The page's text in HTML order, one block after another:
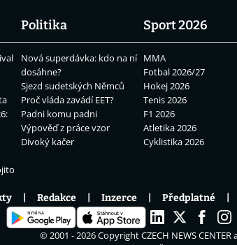
Politika
Nová superdávka: kdo na ní
dosáhne?
Sjezd sudetských Němců
Proč vláda zavádí EET?
Padni komu padni
Výpověď z práce vzor
Divoký kačer
Sport 2026
MMA
Fotbal 2026/27
Hokej 2026
Tenis 2026
F1 2026
Atletika 2026
Cyklistika 2026
Redakce Inzerce Předplatné
© 2001 - 2026 CopyrightCZECH NEWS CENTER